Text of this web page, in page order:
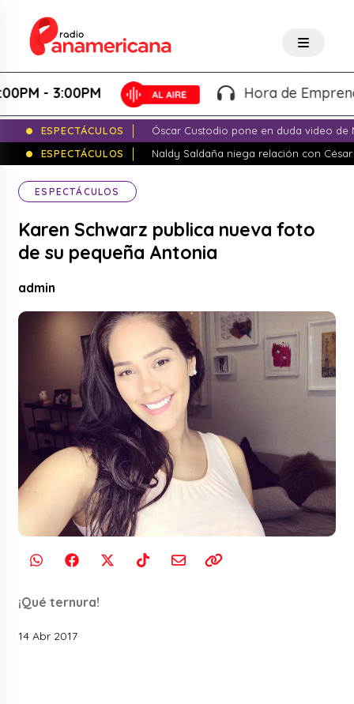
- 3:00PM Hora de Emprender
ESPECTÁCULOS
Óscar Custodio pone en duda video de
ESPECTÁCULOS
Naldy Saldaña niega relación con
ESPECTÁCULOS
Karen Schwarz publica nueva foto
de su pequeña Antonia
admin
¡Qué ternura!
14 Abr 2017